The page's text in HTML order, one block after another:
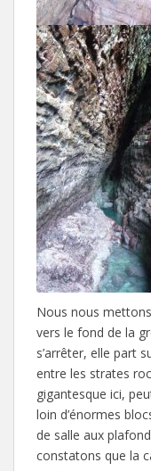
Nous nous
vers le fond de la
s’arrêter, elle part
entre les strates
gigantesque ici,
loin d’énormes
de salle aux
constatons que la